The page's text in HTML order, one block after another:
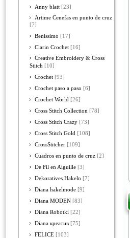
Anny blatt [23]
Artime Cenefas en punto de cruz
[7]
Benissimo [17]
Clarin Crochet [16]
Creative Embroidery & Cross
Stitch [10]
Crochet [93]
Crochet paso a paso [6]
Crochet World [26]
Cross Stitch Collection [78]
Cross Stitch Crazy [73]
Cross Stitch Gold [108]
CrossStitcher [109]
Cuadros en punto de cruz [2]
De Fil en Aiguille [3]
Dekoratives Hakeln [7]
Diana hakelmode [9]
Diana MODEN [83]
Diana Robotki [22]
Diana креатив [75]
FELICE [103]